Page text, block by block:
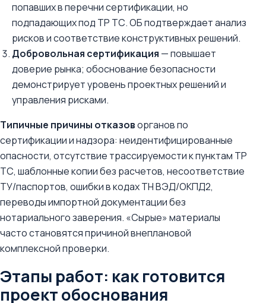
попавших в перечни сертификации, но
подпадающих под ТР ТС. ОБ подтверждает анализ
рисков и соответствие конструктивных решений.
Добровольная сертификация — повышает
доверие рынка; обоснование безопасности
демонстрирует уровень проектных решений и
управления рисками.
Типичные причины отказоворганов по
сертификации и надзора: неидентифицированные
опасности, отсутствие трассируемости к пунктам ТР
ТС, шаблонные копии без расчетов, несоответствие
ТУ/паспортов, ошибки в кодах ТН ВЭД/ОКПД2,
переводы импортной документации без
нотариального заверения. «Сырые» материалы
часто становятся причиной внеплановой
комплексной проверки.
Этапы работ: как готовится
проект обоснования